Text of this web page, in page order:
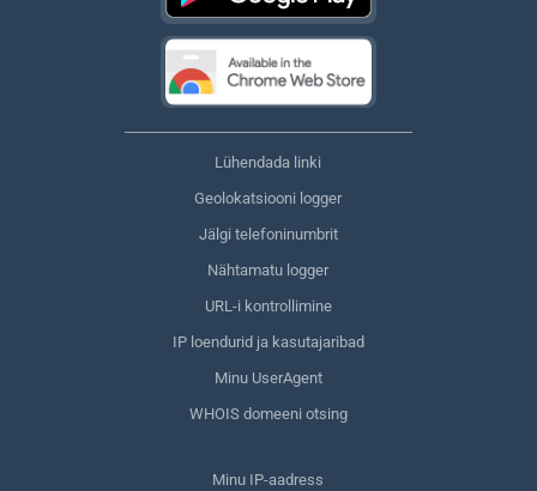
Lühendada linki
Geolokatsiooni logger
Jälgi telefoninumbrit
Nähtamatu logger
URL-i kontrollimine
IP loendurid ja kasutajaribad
Minu UserAgent
WHOIS domeeni otsing
Minu IP-aadress